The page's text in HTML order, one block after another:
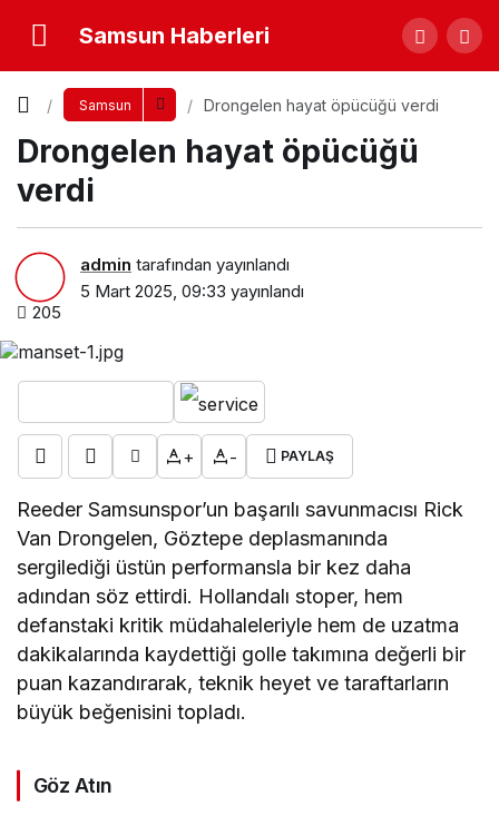
Samsun Haberleri
Samsun Drongelen hayat öpücüğü verdi
Drongelen hayat öpücüğü
verdi
admin tarafından yayınlandı
5 Mart 2025, 09:33 yayınlandı
205
+ - PAYLAŞ
Reeder Samsunspor’un başarılı savunmacısı Rick
Van Drongelen, Göztepe deplasmanında
sergilediği üstün performansla bir kez daha
adından söz ettirdi. Hollandalı stoper, hem
defanstaki kritik müdahaleleriyle hem de uzatma
dakikalarında kaydettiği golle takımına değerli bir
puan kazandırarak, teknik heyet ve taraftarların
büyük beğenisini topladı.
Göz Atın